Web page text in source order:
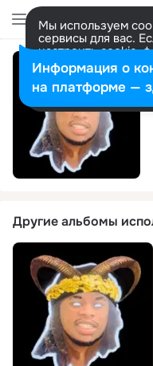
Мы используем
сервисы для вас.
настроить cookie-
представитель.
Разрешить все
Другие альбомы
Информация о
на платформе —